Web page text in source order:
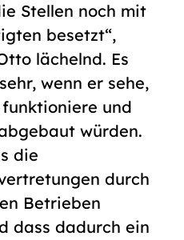
Stellen noch mit
besetzt“,
lächelnd. Es
wenn er sehe,
und
würden.
die
durch
Betrieben
dass dadurch ein